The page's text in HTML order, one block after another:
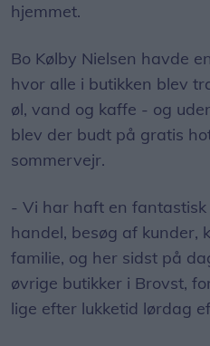
hjemmet.
Bo Kølby Nielsen havde
hvor alle i butikken blev
øl, vand og kaffe - og
blev der budt på gratis
sommervejr.
- Vi har haft en
handel, besøg af kunder,
familie, og her sidst på
øvrige butikker i Brovst,
lige efter lukketid lørdag